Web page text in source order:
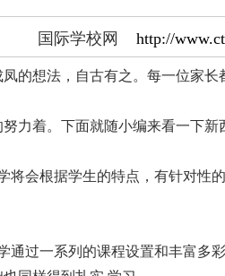
国际学校网 http://
想法，自古有之。每一位家长
力着。下面就随小编来看一下
会根据学生的特点，有针对性的
过一系列的课程设置和丰富多彩